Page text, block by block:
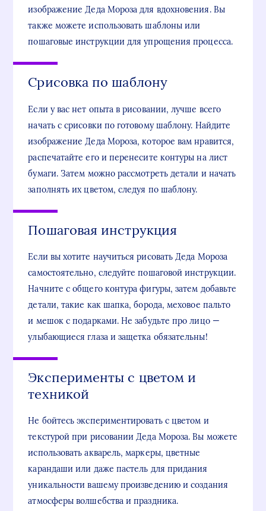
изображение Деда Мороза для вдохновения. Вы
также можете использовать шаблоны или
пошаговые инструкции для упрощения процесса.
Срисовка по шаблону
Если у вас нет опыта в рисовании, лучше всего
начать с срисовки по готовому шаблону. Найдите
изображение Деда Мороза, которое вам нравится,
распечатайте его и перенесите контуры на лист
бумаги. Затем можно рассмотреть детали и начать
заполнять их цветом, следуя по шаблону.
Пошаговая инструкция
Если вы хотите научиться рисовать Деда Мороза
самостоятельно, следуйте пошаговой инструкции.
Начните с общего контура фигуры, затем добавьте
детали, такие как шапка, борода, меховое пальто
и мешок с подарками. Не забудьте про лицо —
улыбающиеся глаза и защетка обязательны!
Эксперименты с цветом и
техникой
Не бойтесь экспериментировать с цветом и
текстурой при рисовании Деда Мороза. Вы можете
использовать акварель, маркеры, цветные
карандаши или даже пастель для придания
уникальности вашему произведению и создания
атмосферы волшебства и праздника.